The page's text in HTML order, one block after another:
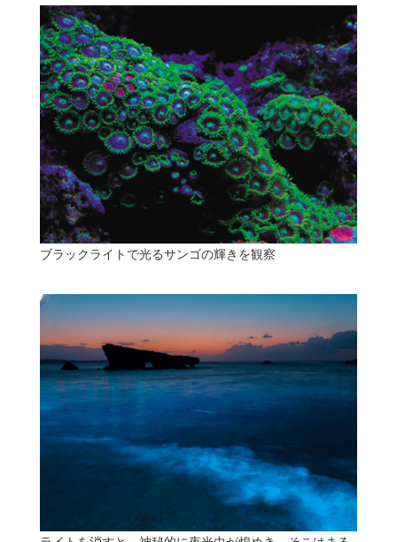
ブラックライトで光るサンゴの輝きを観察